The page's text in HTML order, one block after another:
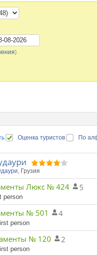
)
Оценка туристов По
, Грузия
Люкс № 424 5
person
№ 501 4
person
№ 120 2
person